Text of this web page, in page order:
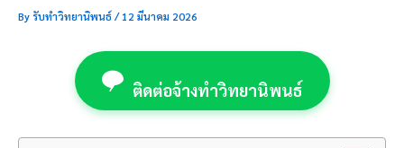
Byรับทำวิทยานิพนธ์/12 มีนาคม 2026
ติดต่อจ้างทำวิทยานิพนธ์